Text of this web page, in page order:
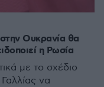
Ουκρανία θα
η Ρωσία
με το σχέδιο
να